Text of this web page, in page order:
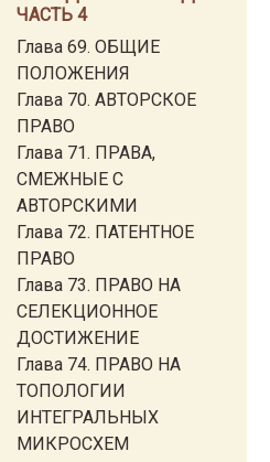
ЧАСТЬ 4
Глава 69. ОБЩИЕ
ПОЛОЖЕНИЯ
Глава 70. АВТОРСКОЕ
ПРАВО
Глава 71. ПРАВА,
СМЕЖНЫЕ С
АВТОРСКИМИ
Глава 72. ПАТЕНТНОЕ
ПРАВО
Глава 73. ПРАВО НА
СЕЛЕКЦИОННОЕ
ДОСТИЖЕНИЕ
Глава 74. ПРАВО НА
ТОПОЛОГИИ
ИНТЕГРАЛЬНЫХ
МИКРОСХЕМ